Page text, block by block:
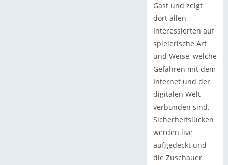
Gast und zeigt
dort allen
Interessierten auf
spielerische Art
und Weise, welche
Gefahren mit dem
Internet und der
digitalen Welt
verbunden sind.
Sicherheitslücken
werden live
aufgedeckt und
die Zuschauer